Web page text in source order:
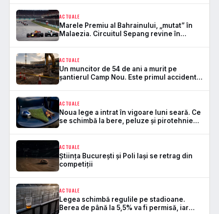
ACTUALE
Marele Premiu al Bahrainului, „mutat” în
Malaezia. Circuitul Sepang revine în
ACTUALE
Un muncitor de 54 de ani a murit pe
șantierul Camp Nou. Este primul accident
ACTUALE
Noua lege a intrat în vigoare luni seară. Ce
se schimbă la bere, peluze și pirotehnie
ACTUALE
Știința București și Poli Iași se retrag din
competiții
ACTUALE
Legea schimbă regulile pe stadioane.
Berea de până la 5,5% va fi permisă, iar